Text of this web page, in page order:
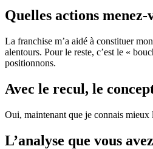
Quelles actions
La franchise m’a aidé à constituer
alentours. Pour le reste, c’est le «
positionnons.
Avec le recul, le
Oui, maintenant que je connais mieux
L’analyse que vous